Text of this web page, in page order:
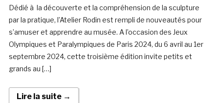
Dédié à la découverte et la compréhension de la sculpture
par la pratique, l’Atelier Rodin est rempli de nouveautés pour
s’amuser et apprendre au musée. A l’occasion des Jeux
Olympiques et Paralympiques de Paris 2024, du 6 avril au 1er
septembre 2024, cette troisième édition invite petits et
grands au […]
Lire la suite →